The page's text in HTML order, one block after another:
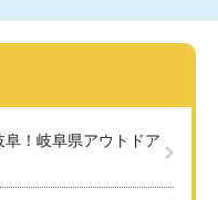
！岐阜県アウトドア